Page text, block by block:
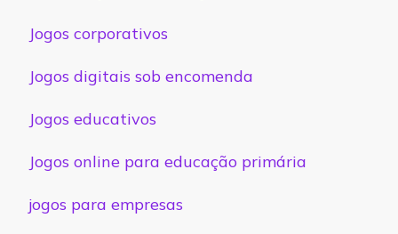
Jogos corporativos
Jogos digitais sob encomenda
Jogos educativos
Jogos online para educação primária
jogos para empresas